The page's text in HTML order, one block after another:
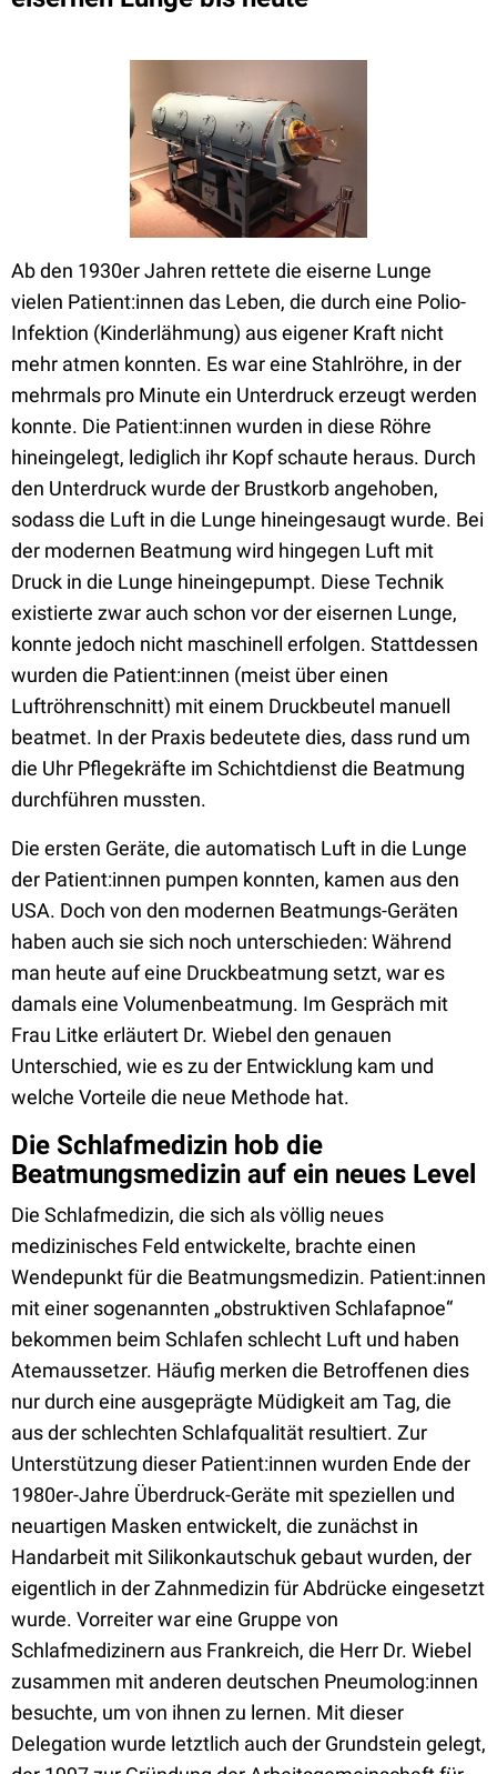
Ab den 1930er Jahren rettete die eiserne Lunge
vielen Patient:innen das Leben, die durch eine Polio-
Infektion (Kinderlähmung) aus eigener Kraft nicht
mehr atmen konnten. Es war eine Stahlröhre, in der
mehrmals pro Minute ein Unterdruck erzeugt werden
konnte. Die Patient:innen wurden in diese Röhre
hineingelegt, lediglich ihr Kopf schaute heraus. Durch
den Unterdruck wurde der Brustkorb angehoben,
sodass die Luft in die Lunge hineingesaugt wurde. Bei
der modernen Beatmung wird hingegen Luft mit
Druck in die Lunge hineingepumpt. Diese Technik
existierte zwar auch schon vor der eisernen Lunge,
konnte jedoch nicht maschinell erfolgen. Stattdessen
wurden die Patient:innen (meist über einen
Luftröhrenschnitt) mit einem Druckbeutel manuell
beatmet. In der Praxis bedeutete dies, dass rund um
die Uhr Pflegekräfte im Schichtdienst die Beatmung
durchführen mussten.
Die ersten Geräte, die automatisch Luft in die Lunge
der Patient:innen pumpen konnten, kamen aus den
USA. Doch von den modernen Beatmungs-Geräten
haben auch sie sich noch unterschieden: Während
man heute auf eine Druckbeatmung setzt, war es
damals eine Volumenbeatmung. Im Gespräch mit
Frau Litke erläutert Dr. Wiebel den genauen
Unterschied, wie es zu der Entwicklung kam und
welche Vorteile die neue Methode hat.
Die Schlafmedizin hob die
Beatmungsmedizin auf ein neues Level
Die Schlafmedizin, die sich als völlig neues
medizinisches Feld entwickelte, brachte einen
Wendepunkt für die Beatmungsmedizin. Patient:innen
mit einer sogenannten „obstruktiven Schlafapnoe“
bekommen beim Schlafen schlecht Luft und haben
Atemaussetzer. Häufig merken die Betroffenen dies
nur durch eine ausgeprägte Müdigkeit am Tag, die
aus der schlechten Schlafqualität resultiert. Zur
Unterstützung dieser Patient:innen wurden Ende der
1980er-Jahre Überdruck-Geräte mit speziellen und
neuartigen Masken entwickelt, die zunächst in
Handarbeit mit Silikonkautschuk gebaut wurden, der
eigentlich in der Zahnmedizin für Abdrücke eingesetzt
wurde. Vorreiter war eine Gruppe von
Schlafmedizinern aus Frankreich, die Herr Dr. Wiebel
zusammen mit anderen deutschen Pneumolog:innen
besuchte, um von ihnen zu lernen. Mit dieser
Delegation wurde letztlich auch der Grundstein gelegt,